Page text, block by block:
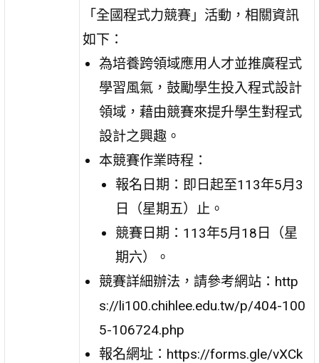
「全國程式力競賽」活動，相關資訊
如下：
為培養跨領域應用人才並推廣程式
學習風氣，鼓勵學生投入程式設計
領域，藉由競賽來提升學生對程式
設計之興趣。
本競賽作業時程：
報名日期：即日起至113年5月3
日（星期五）止。
競賽日期：113年5月18日（星
期六）。
競賽詳細辦法，請參考網站：http
s://li100.chihlee.edu.tw/p/404-100
5-106724.php
報名網址：https://forms.gle/vXCk